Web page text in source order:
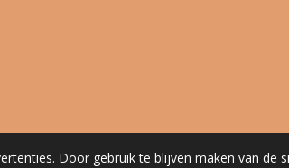
Door gebruik te blijven maken van de